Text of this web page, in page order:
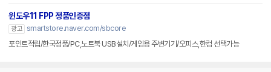
윈도우11 FPP 정품인증점
광고 smartstore.naver.com/sbcore
포인트적립/한국정품/PC,노트북 USB설치/게임용 주변기기/오피스,한컴 선택가능